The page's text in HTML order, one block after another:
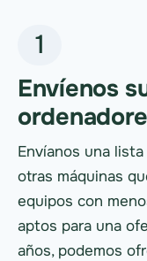
1
Envíenos
Envíanos una
otras máquinas
equipos con
aptos para una
años, podemos